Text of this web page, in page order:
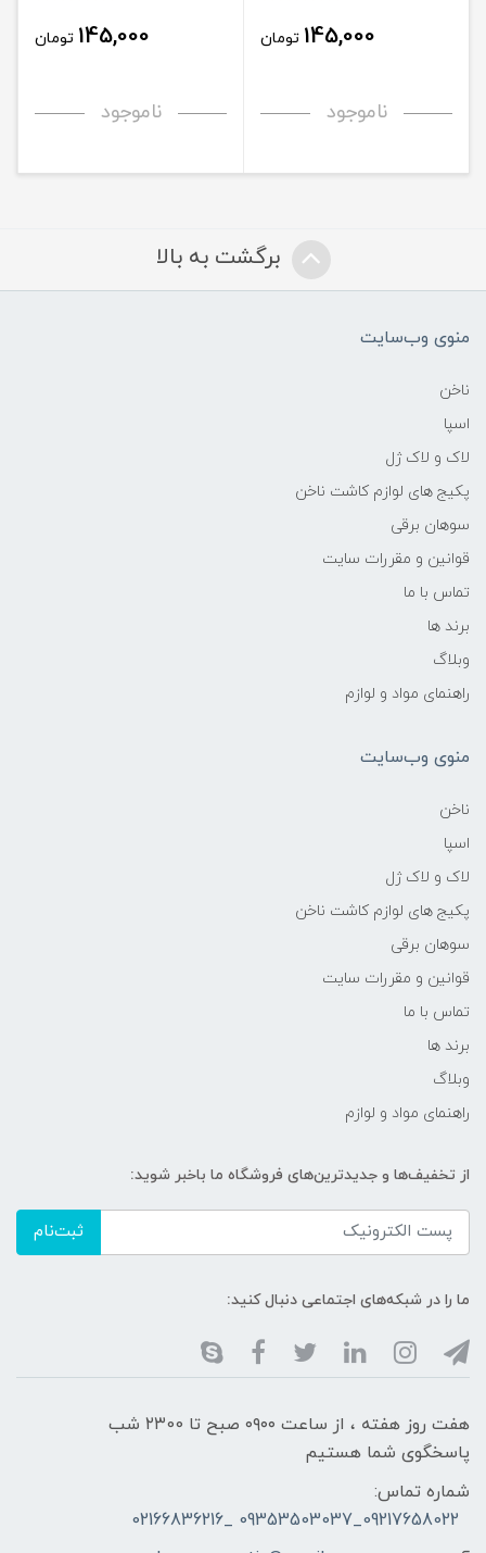
145,000 تومان
ناموجود
145,000 تومان
ناموجود
برگشت به بالا
منوی وب‌سایت
ناخن
اسپا
لاک و لاک ژل
پکیج های لوازم کاشت ناخن
سوهان برقی
قوانین و مقررات سایت
تماس با ما
برند ها
وبلاگ
راهنمای مواد و لوازم
منوی وب‌سایت
ناخن
اسپا
لاک و لاک ژل
پکیج های لوازم کاشت ناخن
سوهان برقی
قوانین و مقررات سایت
تماس با ما
برند ها
وبلاگ
راهنمای مواد و لوازم
از تخفیف‌ها و جدیدترین‌های فروشگاه ما باخبر شوید:
ثبت‌نام
ما را در شبکه‌های اجتماعی دنبال کنید:
هفت روز هفته ، از ساعت ۰۹۰۰ صبح تا ۲۳00 شب
پاسخگوی شما هستیم
شماره تماس:
09217658022_09353503037 _02166836216